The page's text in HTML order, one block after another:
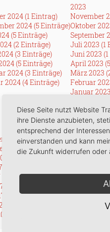
2024 (1 Eintrag)
2024 (5 Einträge)
(5 Einträge)
(2 Einträge)
(3 Einträge)
(5 Einträge)
2024 (3 Einträge)
2024 (4 Einträge)
2023
November
Oktober
September
Juli 2023 (1
Juni 2023
April 2023
März 2023
Februar
Januar
2017 (2 Einträge)
2017 (1 Eintrag)
(1 Eintrag)
Einträge)
(1 Eintrag)
(2 Einträge)
(4 Einträge)
(1 Eintrag)
(4 Einträge)
2016
Dezember
Diese Seite nutzt Website
ihre Dienste anzubieten,
entsprechend der
einverstanden und kann
die Zukunft widerrufen oder